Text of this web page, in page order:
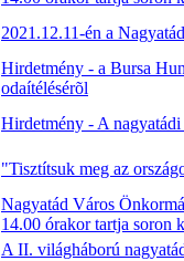
2021.12.11-én a
Hirdetmény - a Bursa
odaítélésérõl
Hirdetmény - A
"Tisztítsuk meg az
Nagyatád Város
14.00 órakor tartja soron
A II. világháború